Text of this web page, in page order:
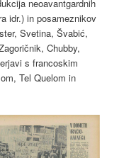
neoavantgardnih
idr.) in posameznikov
Svetina, Švabić,
Chubby,
s francoskim
Tel Quelom in